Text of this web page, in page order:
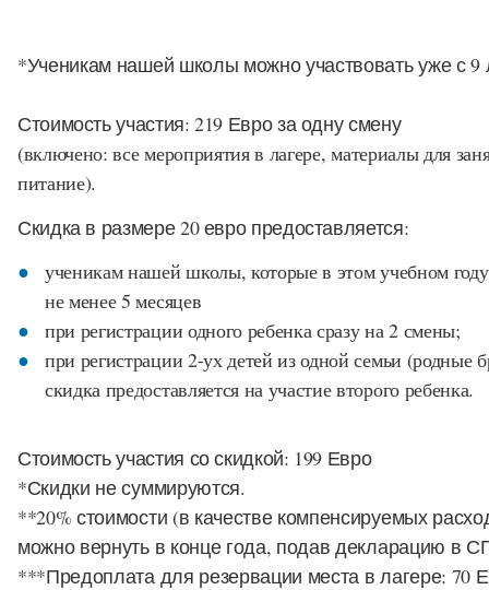
*Ученикам нашей школы можно участвовать уже с 9
Стоимость участия: 219 Евро за одну смену
(включено: все мероприятия в лагере, материалы для
питание).
Скидка в размере 20 евро предоставляется:
ученикам нашей школы, которые в этом учебном
не менее 5 месяцев
при регистрации одного ребенка сразу на 2 смены;
при регистрации 2-ух детей из одной семьи (родные
скидка предоставляется на участие второго ребенка.
Стоимость участия со скидкой: 199 Евро
*Скидки не суммируются.
**20% стоимости (в качестве компенсируемых
можно вернуть в конце года, подав декларацию в
***Предоплата для резервации места в лагере: 70